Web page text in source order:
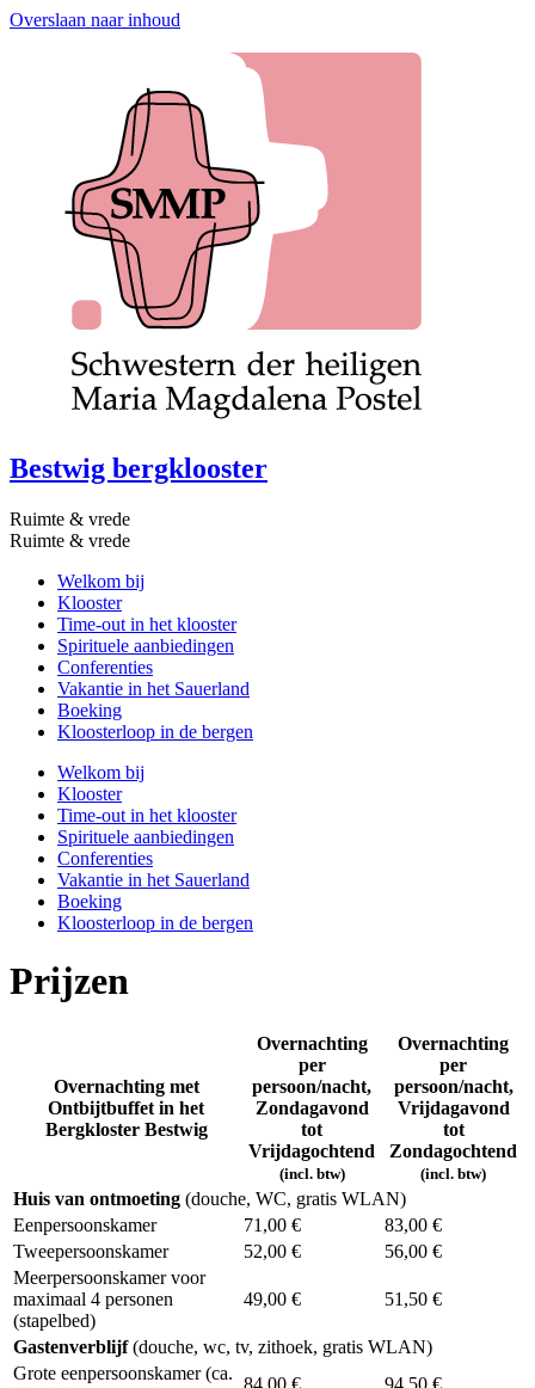
Overslaan naar inhoud
Bestwig bergklooster
Ruimte & vrede
Ruimte & vrede
Welkom bij
Klooster
Time-out in het klooster
Spirituele aanbiedingen
Conferenties
Vakantie in het Sauerland
Boeking
Kloosterloop in de bergen
Welkom bij
Klooster
Time-out in het klooster
Spirituele aanbiedingen
Conferenties
Vakantie in het Sauerland
Boeking
Kloosterloop in de bergen
Prijzen
Overnachting met
Ontbijtbuffet in het
Bergkloster Bestwig
Overnachting
per
persoon/nacht,
Zondagavond
tot
Vrijdagochtend
(incl. btw)
Overnachting
per
persoon/nacht,
Vrijdagavond
tot
Zondagochtend
(incl. btw)
Huis van ontmoeting (douche, WC, gratis WLAN)
Eenpersoonskamer
71,00 €
83,00 €
Tweepersoonskamer
52,00 €
56,00 €
Meerpersoonskamer voor
maximaal 4 personen
(stapelbed)
49,00 € 51,50 €
Gastenverblijf(douche, wc, tv, zithoek, gratis WLAN)
Grote eenpersoonskamer (ca.
84,00 €
94,50 €